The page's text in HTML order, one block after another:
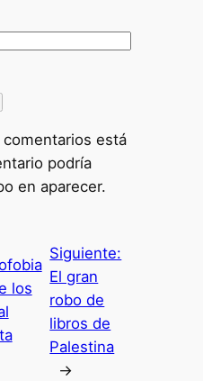
está
podría
en aparecer.
los
Siguiente:
El gran
robo de
libros de
Palestina
→